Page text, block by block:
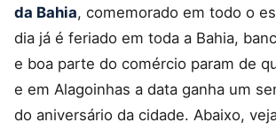
da Bahia, comemorado em todo o
dia já é feriado em toda a Bahia,
e boa parte do comércio param de
e em Alagoinhas a data ganha um
do aniversário da cidade. Abaixo,